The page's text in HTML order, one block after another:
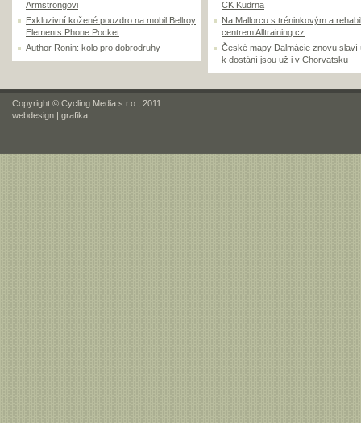
Armstrongovi
Exkluzivní kožené pouzdro na mobil Bellroy
Elements Phone Pocket
Author Ronin: kolo pro dobrodruhy
CK Kudrna
Na Mallorcu s tréninkovým a
centrem Alltraining.cz
České mapy Dalmácie znovu slaví
k dostání jsou už i v Chorvatsku
Copyright © Cycling Media s.r.o., 2011
webdesign | grafika